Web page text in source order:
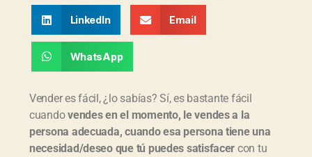
LinkedIn Email
WhatsApp
Vender es fácil, ¿lo sabías? Sí, es bastante fácil
cuandovendes en el momento, le vendes a la
persona adecuada, cuando esa persona tiene una
necesidad/deseo que tú puedes satisfacer con tu